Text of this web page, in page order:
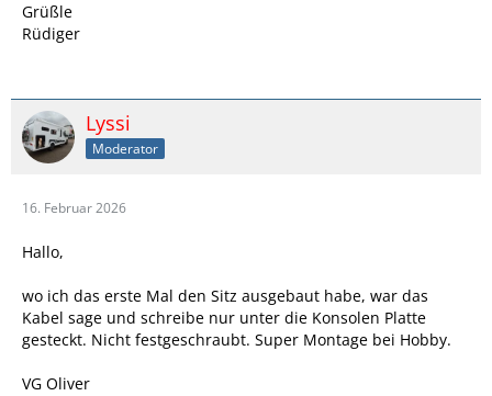
Grüßle
Rüdiger
Lyssi
Moderator
16. Februar 2026
Hallo,
wo ich das erste Mal den Sitz ausgebaut habe, war das
Kabel sage und schreibe nur unter die Konsolen Platte
gesteckt. Nicht festgeschraubt. Super Montage bei Hobby.
VG Oliver